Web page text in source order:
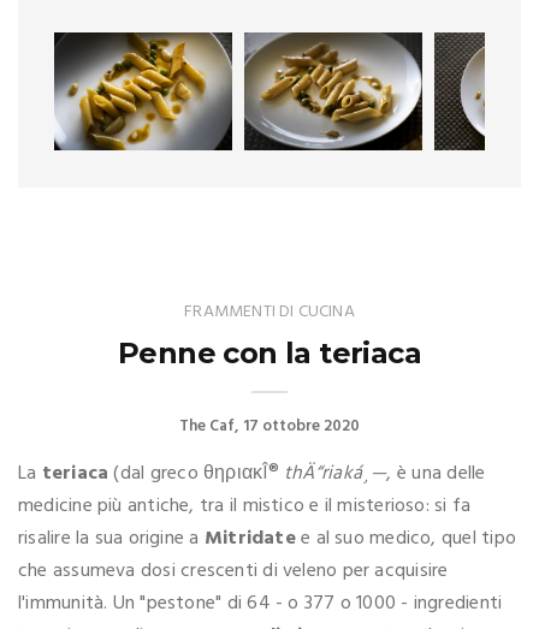
FRAMMENTI DI CUCINA
Penne con la teriaca
The Caf 17 ottobre 2020
La teriaca(dal greco θηριακÎ® thÄ“riaká¸—, è una delle
medicine più antiche, tra il mistico e il misterioso: si fa
risalire la sua origine a Mitridatee al suo medico, quel tipo
che assumeva dosi crescenti di veleno per acquisire
l'immunità. Un "pestone" di 64 - o 377 o 1000 - ingredienti